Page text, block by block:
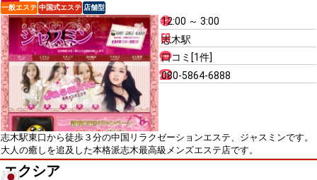
一般エステ 中国式エステ 店舗型
12:00 ～ 3:00
志木駅
口コミ[1件]
080-5864-6888
志木駅東口から徒歩３分の中国リラクゼーションエステ、ジャスミンです。
大人の癒しを追及した本格派志木最高級メンズエステ店です。
エクシア